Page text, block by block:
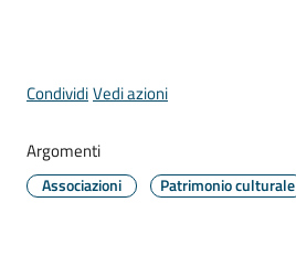
Prenotazione
A
CondividiVedi azioni
Argomenti
Associazioni Patrimonio culturale